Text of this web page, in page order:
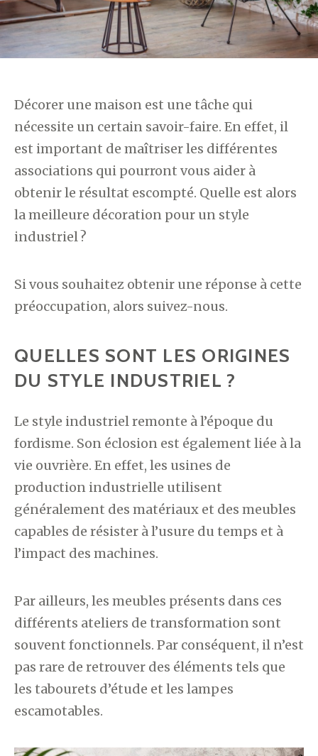
Décorer une maison est une tâche qui
nécessite un certain savoir-faire. En effet, il
est important de maîtriser les différentes
associations qui pourront vous aider à
obtenir le résultat escompté. Quelle est alors
la meilleure décoration pour un style
industriel ?
Si vous souhaitez obtenir une réponse à cette
préoccupation, alors suivez-nous.
QUELLES SONT LES ORIGINES
DU STYLE INDUSTRIEL ?
Le style industriel remonte à l’époque du
fordisme. Son éclosion est également liée à la
vie ouvrière. En effet, les usines de
production industrielle utilisent
généralement des matériaux et des meubles
capables de résister à l’usure du temps et à
l’impact des machines.
Par ailleurs, les meubles présents dans ces
différents ateliers de transformation sont
souvent fonctionnels. Par conséquent, il n’est
pas rare de retrouver des éléments tels que
les tabourets d’étude et les lampes
escamotables.